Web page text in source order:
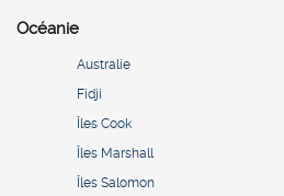
Océanie
Australie
Fidji
Îles Cook
Îles Marshall
Îles Salomon